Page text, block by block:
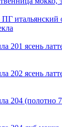
итальянский
201 ясень
202 ясень
204 (полотно